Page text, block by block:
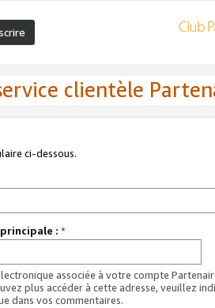
clientèle
ci-dessous.
: *
associée à votre compte
plus accéder à cette adresse, veuillez
dans vos commentaires.